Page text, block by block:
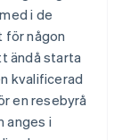
i de
för någon
ändå starta
kvalificerad
en resebyrå
anges i